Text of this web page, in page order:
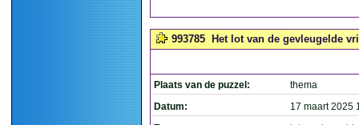
993785 Het lot van de gevleugelde
Plaats van de puzzel:
thema
Datum:
17 maart 2025